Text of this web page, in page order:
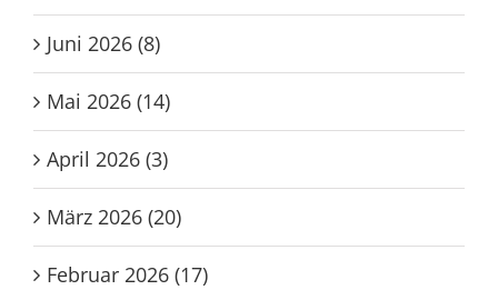
Juni 2026 (8)
Mai 2026 (14)
April 2026 (3)
März 2026 (20)
Februar 2026 (17)